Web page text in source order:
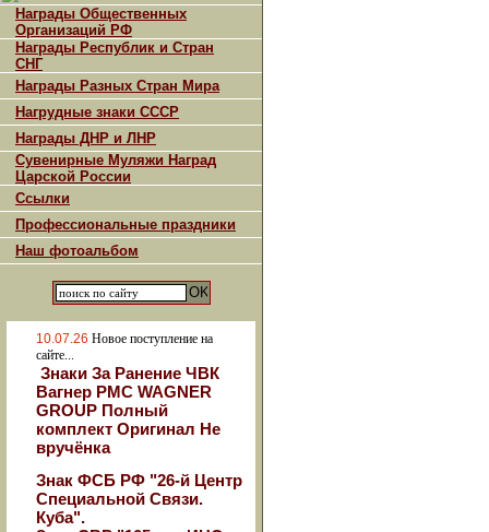
Награды Общественных
Организаций РФ
Награды Республик и Стран
СНГ
Награды Разных Стран Мира
Нагрудные знаки СССР
Награды ДНР и ЛНР
Сувенирные Муляжи Наград
Царской России
Ссылки
Профессиональные праздники
Наш фотоальбом
10.07.26 Новое поступление на
сайте...
Знаки За Ранение ЧВК
Вагнер РМС WAGNER
GROUP Полный
комплект Оригинал Не
вручёнка
Знак ФСБ РФ "26-й Центр
Специальной Связи.
Куба".